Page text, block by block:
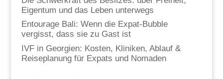
Eigentum und das Leben unterwegs
Entourage Bali: Wenn die Expat-Bubble
vergisst, dass sie zu Gast ist
IVF in Georgien: Kosten, Kliniken, Ablauf &
Reiseplanung für Expats und Nomaden